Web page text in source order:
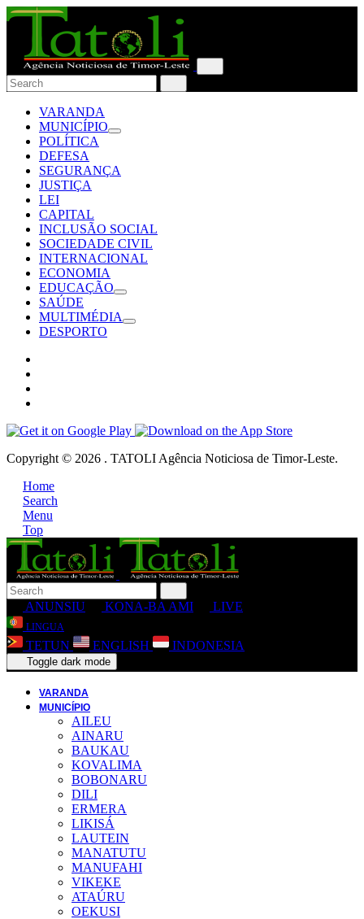
VARANDA
MUNICÍPIO
POLÍTICA
DEFESA
SEGURANÇA
JUSTIÇA
LEI
CAPITAL
INCLUSÃO SOCIAL
SOCIEDADE CIVIL
INTERNACIONAL
ECONOMIA
EDUCAÇÃO
SAÚDE
MULTIMÉDIA
DESPORTO
Copyright © 2026 . TATOLI Agência Noticiosa de Timor-Leste.
Home
Search
Menu
Top
ANUNSIU KONA-BA AMI LIVE
LINGUA
TETUN ENGLISH INDONESIA
Toggle dark mode
VARANDA
MUNICÍPIO
AILEU
AINARU
BAUKAU
KOVALIMA
BOBONARU
DILI
ERMERA
LIKISÁ
LAUTEIN
MANATUTU
MANUFAHI
VIKEKE
ATAÚRU
OEKUSI